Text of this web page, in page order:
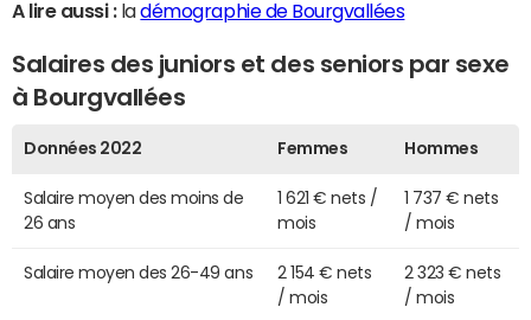
A lire aussi :ladémographie de Bourgvallées
Salaires des juniors et des seniors par sexe
à Bourgvallées
Données 2022 Femmes Hommes
Salaire moyen des moins de
26 ans
1 621 € nets /
mois
1 737 € nets
/ mois
Salaire moyen des 26-49 ans
2 154 € nets
/ mois
2 323 € nets
/ mois